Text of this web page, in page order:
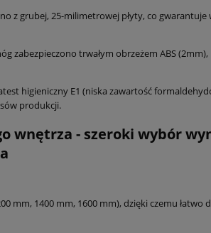
z grubej, 25-milimetrowej płyty, co
zabezpieczono trwałym obrzeżem ABS
higieniczny E1 (niska zawartość
produkcji.
wnętrza - szeroki wybór
mm, 1400 mm, 1600 mm), dzięki czemu łatwo